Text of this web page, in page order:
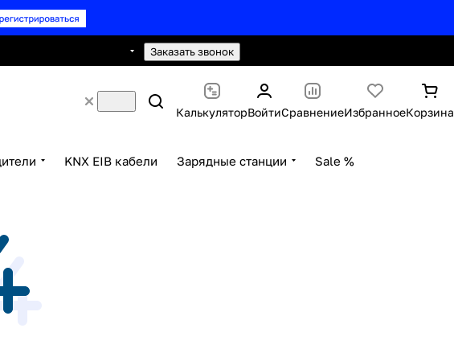
Заказать звонок
КалькуляторВойтиСравнениеИзбранноеКорзина
KNX EIB кабели Зарядные станции Sale %